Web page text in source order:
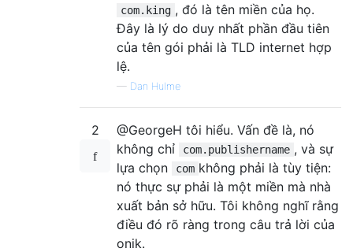
com.king , đó là tên miền của họ.
Đây là lý do duy nhất phần đầu tiên
của tên gói phải là TLD internet hợp
lệ.
— Dan Hulme
2
@GeorgeH tôi hiểu. Vấn đề là, nó
không chỉ
com.publishername , và sự
lựa chọn
com không phải là tùy tiện:
nó thực sự phải là một miền mà nhà
xuất bản sở hữu. Tôi không nghĩ rằng
điều đó rõ ràng trong câu trả lời của
onik.